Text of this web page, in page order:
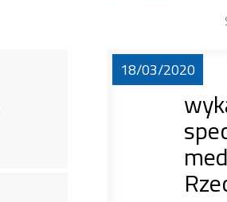
18/03/2020